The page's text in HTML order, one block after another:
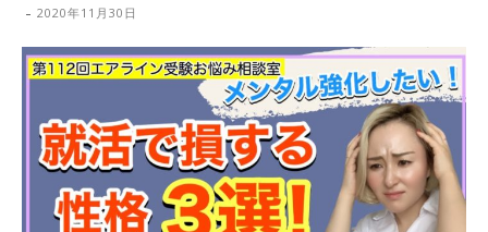
- 2020年11月30日